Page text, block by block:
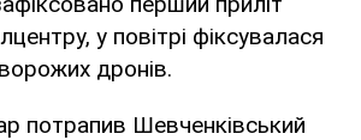
у повітрі фіксувалася
дронів.
потрапив Шевченківський